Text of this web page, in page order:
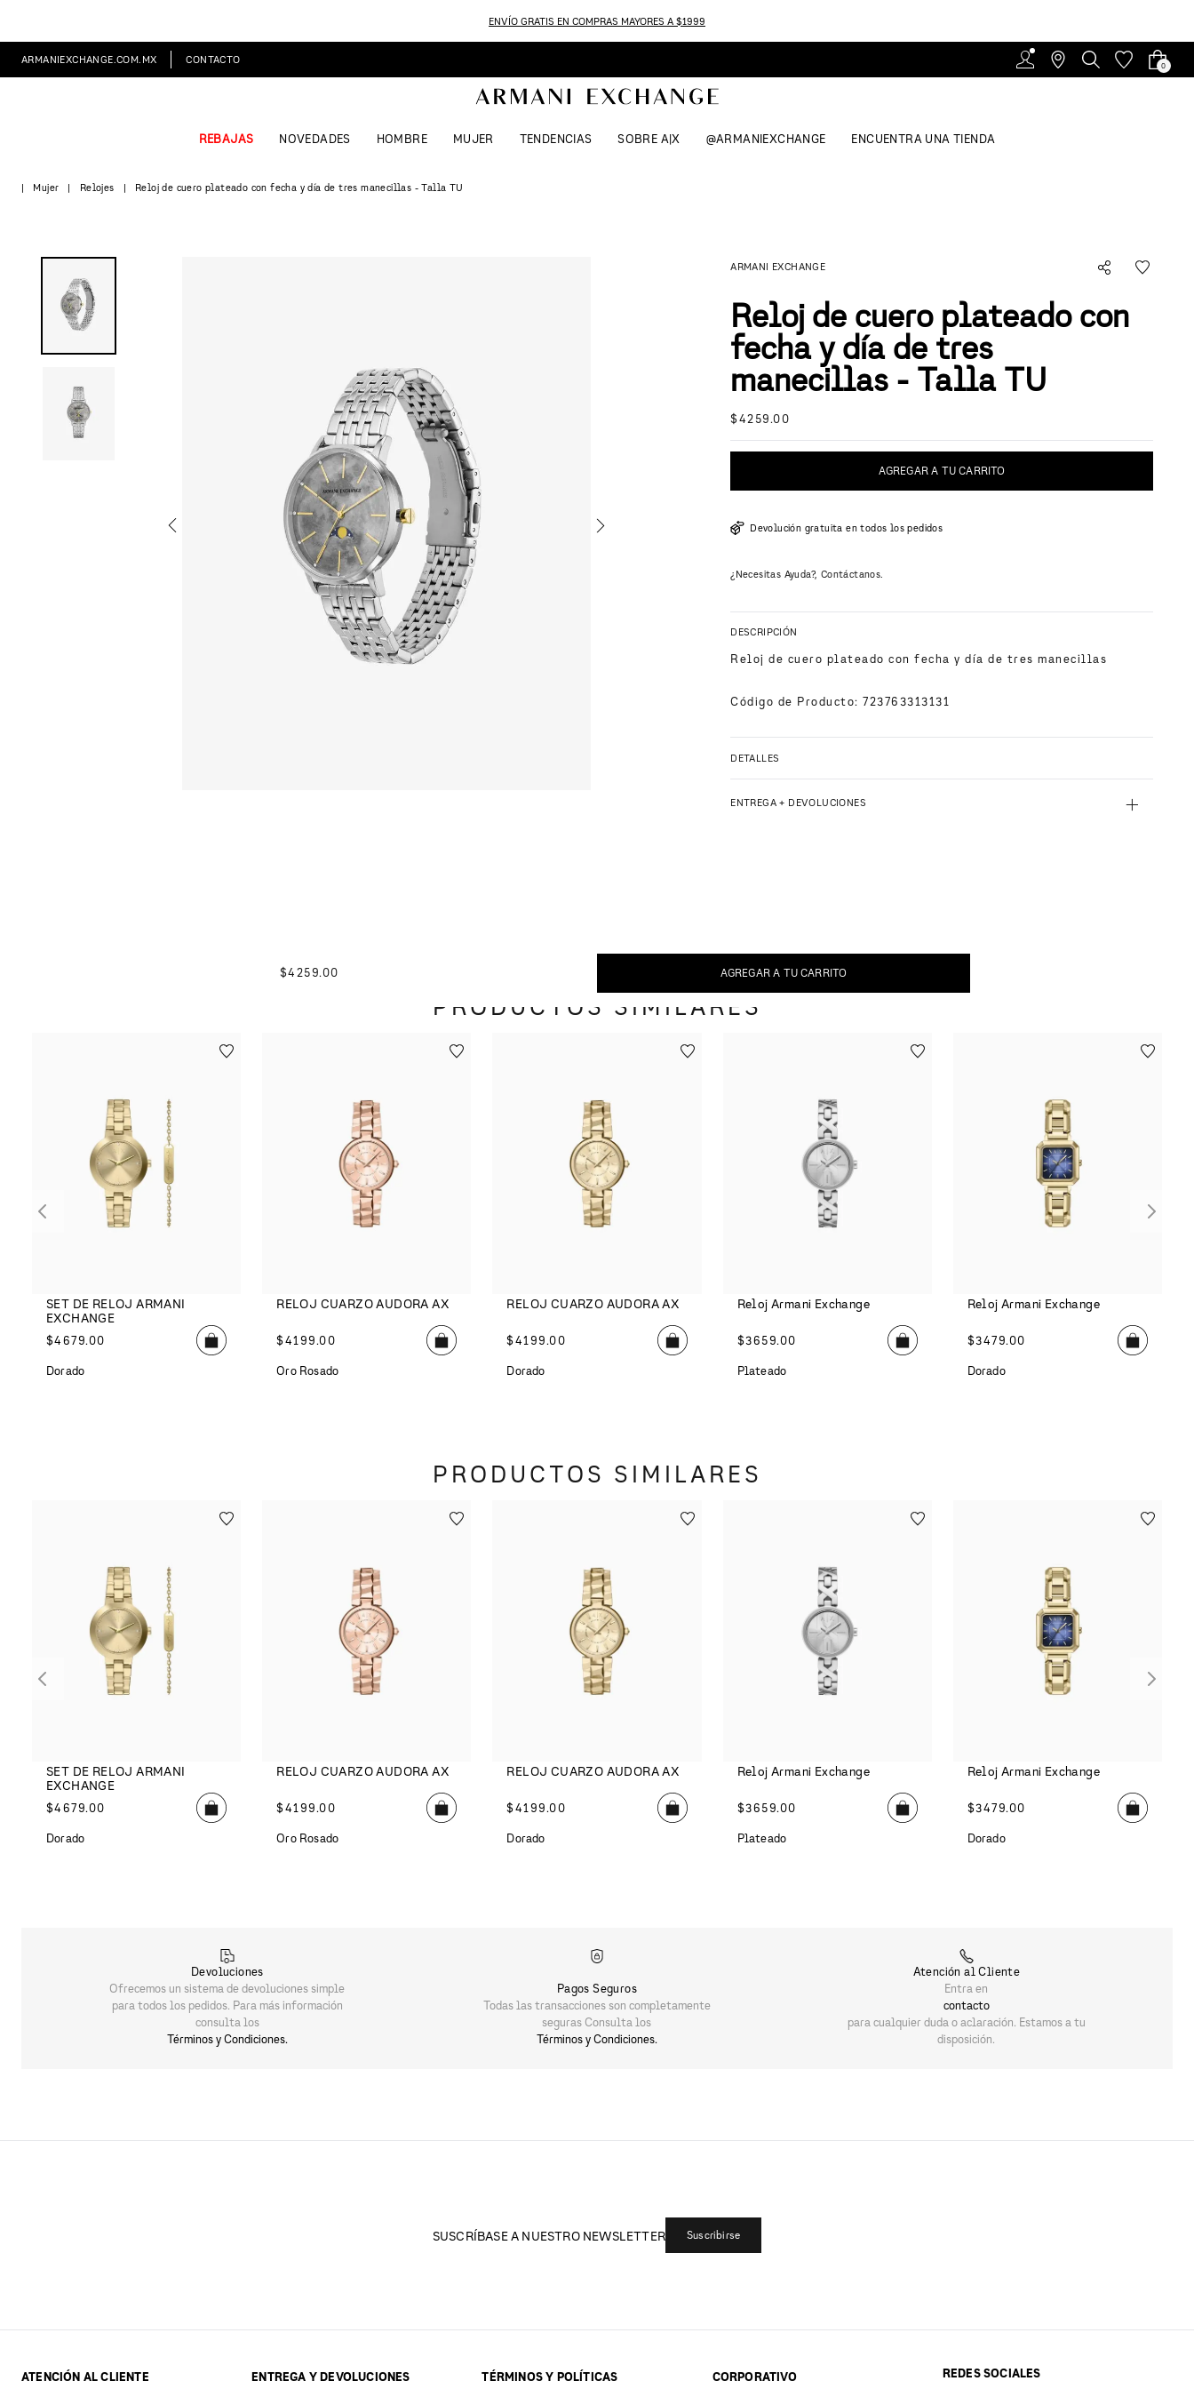
ENVÍO GRATIS EN COMPRAS MAYORES A $1999
ARMANIEXCHANGE.COM.MX CONTACTO 0
REBAJAS NOVEDADES HOMBRE MUJER TENDENCIAS SOBRE A|X @ARMANIEXCHANGE ENCUENTRA UNA TIENDA
Mujer Relojes Reloj de cuero plateado con fecha y día de tres manecillas - Talla TU
ARMANI EXCHANGE
Reloj de cuero plateado con
fecha y día de tres
manecillas - Talla TU
$4259.00
AGREGAR A TU CARRITO
Devolución gratuita en todos los pedidos
¿Necesitas Ayuda?, Contáctanos.
DESCRIPCIÓN
Reloj de cuero plateado con fecha y día de tres manecillas
Código de Producto:723763313131
DETALLES
ENTREGA + DEVOLUCIONES +
$4259.00 AGREGAR A TU CARRITO
PRODUCTOS SIMILARES
SET DE RELOJ ARMANI
EXCHANGE
$4679.00
Dorado
RELOJ CUARZO AUDORA AX
$4199.00
Oro Rosado
RELOJ CUARZO AUDORA AX
$4199.00
Dorado
Reloj Armani Exchange
$3659.00
Plateado
Reloj Armani Exchange
$3479.00
Dorado
PRODUCTOS SIMILARES
SET DE RELOJ ARMANI
EXCHANGE
$4679.00
Dorado
RELOJ CUARZO AUDORA AX
$4199.00
Oro Rosado
RELOJ CUARZO AUDORA AX
$4199.00
Dorado
Reloj Armani Exchange
$3659.00
Plateado
Reloj Armani Exchange
$3479.00
Dorado
Devoluciones
Ofrecemos un sistema de devoluciones simple
para todos los pedidos. Para más información
consulta los
Términos y Condiciones.
Pagos Seguros
Todas las transacciones son completamente
seguras Consulta los
Términos y Condiciones.
Atención al Cliente
Entra en
contacto
para cualquier duda o aclaración. Estamos a tu
disposición.
SUSCRÍBASE A NUESTRO NEWSLETTER Suscribirse
ATENCIÓN AL CLIENTE ENTREGA Y DEVOLUCIONES TÉRMINOS Y POLÍTICAS CORPORATIVO REDES SOCIALES